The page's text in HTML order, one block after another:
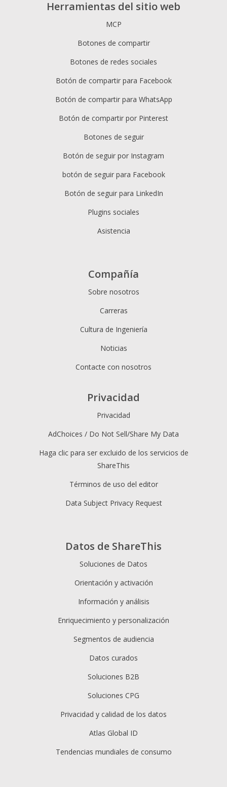
Herramientas del sitio web
MCP
Botones de compartir
Botones de redes sociales
Botón de compartir para Facebook
Botón de compartir para WhatsApp
Botón de compartir por Pinterest
Botones de seguir
Botón de seguir por Instagram
botón de seguir para Facebook
Botón de seguir para LinkedIn
Plugins sociales
Asistencia
Datos de ShareThis
Soluciones de Datos
Orientación y activación
Información y análisis
Enriquecimiento y personalización
Segmentos de audiencia
Datos curados
Soluciones B2B
Soluciones CPG
Privacidad y calidad de los datos
Atlas Global ID
Tendencias mundiales de consumo
Compañía
Sobre nosotros
Carreras
Cultura de Ingeniería
Noticias
Contacte con nosotros
Privacidad
Privacidad
AdChoices / Do Not Sell/Share My Data
Haga clic para ser excluido de los servicios de
ShareThis
Términos de uso del editor
Data Subject Privacy Request